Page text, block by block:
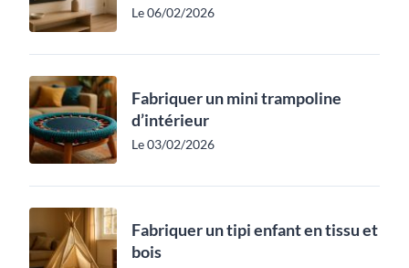
Le 06/02/2026
Fabriquer un mini trampoline
d’intérieur
Le 03/02/2026
Fabriquer un tipi enfant en tissu et
bois